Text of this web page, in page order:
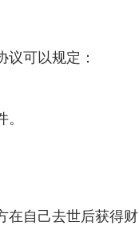
可以规定：
在自己去世后获得财